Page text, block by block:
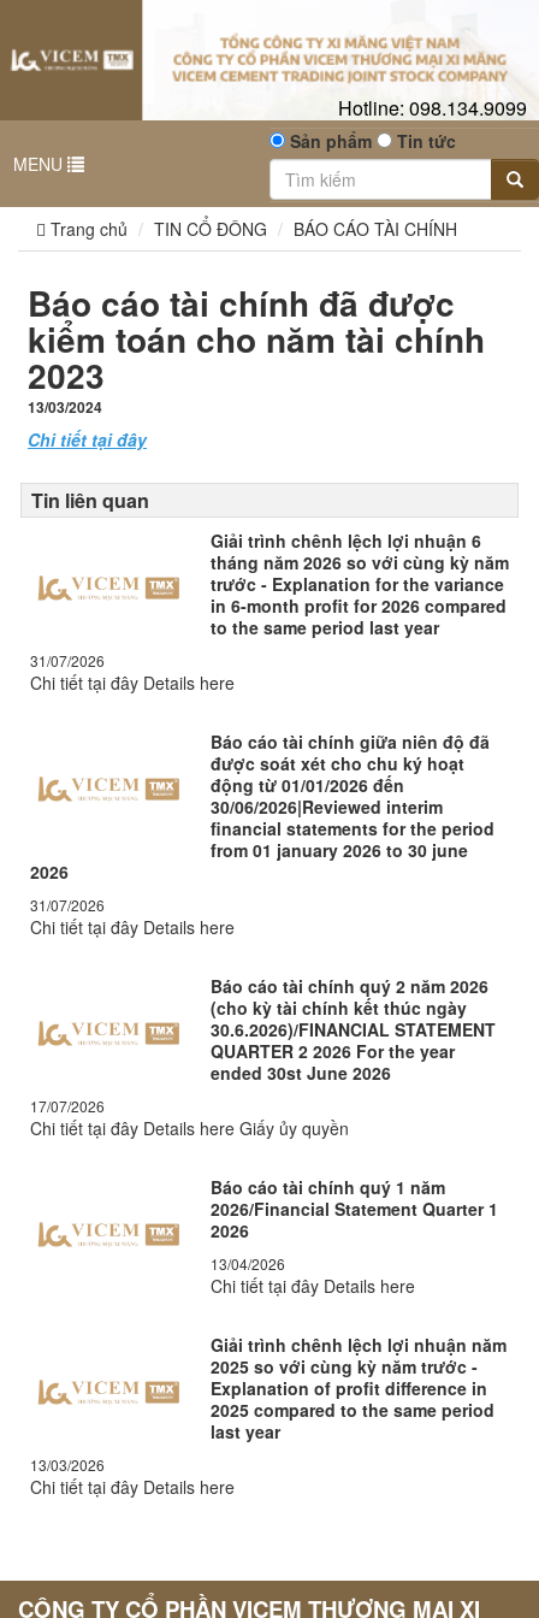
Hotline:098.134.9099
MENU
Sản phẩm Tin tức
Trang chủ TIN CỔ ĐÔNG BÁO CÁO TÀI CHÍNH
Báo cáo tài chính đã được
kiểm toán cho năm tài chính
2023
13/03/2024
Chi tiết tại đây
Tin liên quan
Giải trình chênh lệch lợi nhuận 6
tháng năm 2026 so với cùng kỳ năm
trước - Explanation for the variance
in 6-month profit for 2026 compared
to the same period last year
31/07/2026
Chi tiết tại đây Details here
Báo cáo tài chính giữa niên độ đã
được soát xét cho chu ký hoạt
động từ 01/01/2026 đến
30/06/2026|Reviewed interim
financial statements for the period
from 01 january 2026 to 30 june
2026
31/07/2026
Chi tiết tại đây Details here
Báo cáo tài chính quý 2 năm 2026
(cho kỳ tài chính kết thúc ngày
30.6.2026)/FINANCIAL STATEMENT
QUARTER 2 2026 For the year
ended 30st June 2026
17/07/2026
Chi tiết tại đây Details here Giấy ủy quyền
Báo cáo tài chính quý 1 năm
2026/Financial Statement Quarter 1
2026
13/04/2026
Chi tiết tại đây Details here
Giải trình chênh lệch lợi nhuận năm
2025 so với cùng kỳ năm trước -
Explanation of profit difference in
2025 compared to the same period
last year
13/03/2026
Chi tiết tại đây Details here
CÔNG TY CỔ PHẦN VICEM THƯƠNG MẠI XI